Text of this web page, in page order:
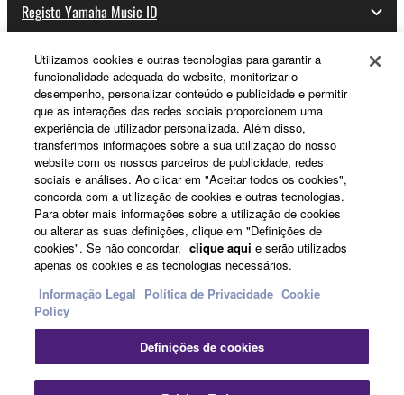
Registo Yamaha Music ID
Sobre a Yamaha
Portugal - Portuguese
Negócio
Contacte-nosTermos e CondiçõesPolítica de Privacidade
Política de cookiesInformação Legal
Utilizamos cookies e outras tecnologias para garantir a
funcionalidade adequada do website, monitorizar o
desempenho, personalizar conteúdo e publicidade e permitir
que as interações das redes sociais proporcionem uma
experiência de utilizador personalizada. Além disso,
transferimos informações sobre a sua utilização do nosso
website com os nossos parceiros de publicidade, redes
sociais e análises. Ao clicar em "Aceitar todos os cookies",
concorda com a utilização de cookies e outras tecnologias.
Para obter mais informações sobre a utilização de cookies
ou alterar as suas definições, clique em "Definições de
cookies". Se não concordar, clique aqui e serão utilizados
apenas os cookies e as tecnologias necessários.
Informação Legal Política de Privacidade Cookie
Policy
Definições de cookies